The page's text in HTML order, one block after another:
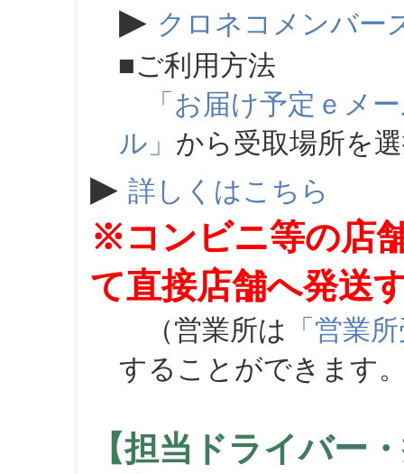
▶ クロネコメンバー
■ご利用方法
「お届け予定ｅメ
ル」 から受取場所を
▶ 詳しくはこちら
※コンビニ等の店
て直接店舗へ発送
（営業所は 「営業
することができます
【担当ドライバー